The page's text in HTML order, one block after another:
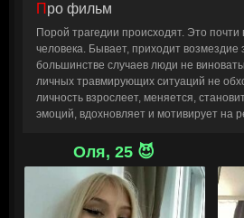
Про фильм
Порой трагедии происходят. Это
человека. Бывает, приходит
большинстве случаев люди не
личных травмирующих ситуаций не
личность взрослеет, меняется,
эмоций, вдохновляет и мотивирует на
серьезный удар судьбы, как донести
пережить такое. В фильме «Бери да
разбились.
Мальчонку просто привезли на
Оля, 25 😈